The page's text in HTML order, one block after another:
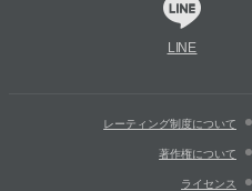
LINE
レーティング制度について
著作権について
ライセンス